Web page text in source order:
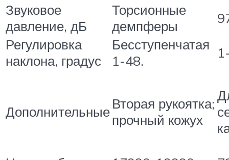
Звуковое
давление, дБ
Торсионные
демпферы
Регулировка
наклона, градус
Бесступенчатая
1-48.
ДополнительныеВторая рукоятка;
прочный кожух